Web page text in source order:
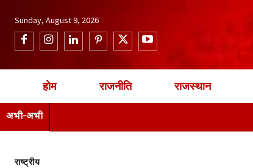
Sunday, August 9, 2026
होम राजनीति राजस्थान
अभी-अभी
राष्ट्रीय